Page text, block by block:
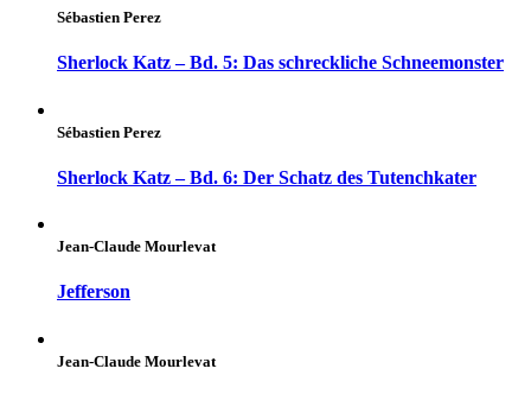
Sébastien Perez
Sherlock Katz – Bd. 5: Das schreckliche Schneemonster
Sébastien Perez
Sherlock Katz – Bd. 6: Der Schatz des Tutenchkater
Jean-Claude Mourlevat
Jefferson
Jean-Claude Mourlevat